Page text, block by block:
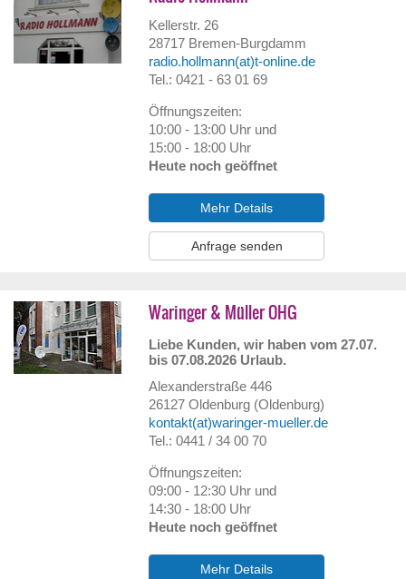
Kellerstr. 26
28717 Bremen-Burgdamm
radio.hollmann(at)t-online.de
Tel.: 0421 - 63 01 69
Öffnungszeiten:
10:00 - 13:00 Uhr und
15:00 - 18:00 Uhr
Heute noch geöffnet
Mehr Details
Anfrage senden
Waringer & Müller OHG
Liebe Kunden, wir haben vom 27.07.
bis 07.08.2026 Urlaub.
Alexanderstraße 446
26127 Oldenburg (Oldenburg)
kontakt(at)waringer-mueller.de
Tel.: 0441 / 34 00 70
Öffnungszeiten:
09:00 - 12:30 Uhr und
14:30 - 18:00 Uhr
Heute noch geöffnet
Mehr Details